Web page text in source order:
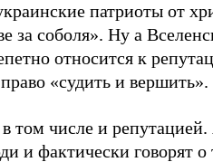
патриоты от
за соболя». Ну а
относится к
«судить и вершить».
в том числе и
и фактически говорят о